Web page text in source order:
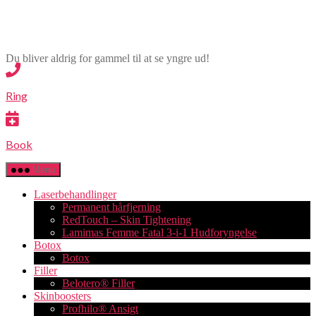
Du bliver aldrig for gammel til at se yngre ud!
Ring
Book
Menu
Laserbehandlinger
Permanent hårfjerning
RedTouch – Skin Tightening
Lamimas Femme Fatal 3-i-1 Hudforyngelse
Botox
Botox
Filler
Belotero® Filler
Skinboosters
Profhilo® Ansigt